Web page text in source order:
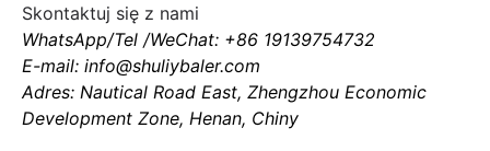
Skontaktuj się z nami
WhatsApp/Tel /WeChat: +86 19139754732
E-mail: info@shuliybaler.com
Adres: Nautical Road East, Zhengzhou Economic
Development Zone, Henan, Chiny